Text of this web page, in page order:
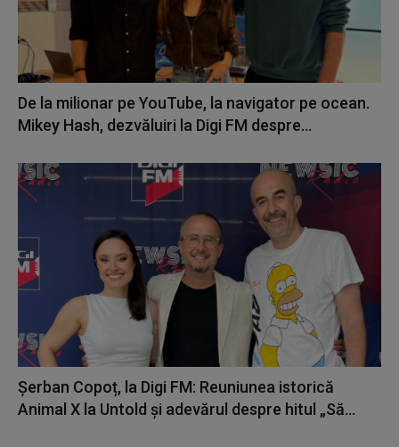
De la milionar pe YouTube, la navigator pe ocean.
Mikey Hash, dezvăluiri la Digi FM despre...
Șerban Copoț, la Digi FM: Reuniunea istorică
Animal X la Untold și adevărul despre hitul „Să...